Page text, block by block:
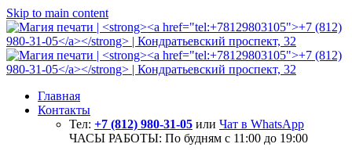
Skip to main content
Главная
Контакты
Тел: +7 (812) 980-31-05 или Чат в WhatsApp
ЧАСЫ РАБОТЫ: По будням с 11:00 до 19:00